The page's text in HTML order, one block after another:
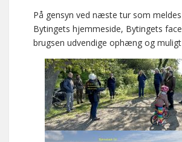
På gensyn ved næste tur som
Bytingets hjemmeside, Bytingets
brugsen udvendige ophæng og